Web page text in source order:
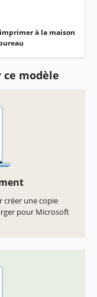
à la maison
modèle
créer une copie
pour Microsoft